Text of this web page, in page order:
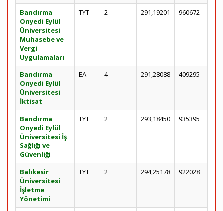
Bandırma
Onyedi Eylül
Üniversitesi
Muhasebe ve
Vergi
Uygulamaları
TYT 2 291,19201 960672
Bandırma
Onyedi Eylül
Üniversitesi
İktisat
EA 4 291,28088 409295
Bandırma
Onyedi Eylül
Üniversitesi İş
Sağlığı ve
Güvenliği
TYT 2 293,18450 935395
Balıkesir
Üniversitesi
İşletme
Yönetimi
TYT 2 294,25178 922028